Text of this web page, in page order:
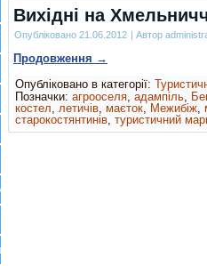
Вихідні на
Опубліковано 21.06.2012 | Автор
Продовження →
Опубліковано в категорії:
Позначки: агрооселя, адампіль,
костел, летичів, маєток, Межибіж,
старокостянтинів, туристичний